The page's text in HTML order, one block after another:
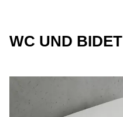
WC UND BIDET